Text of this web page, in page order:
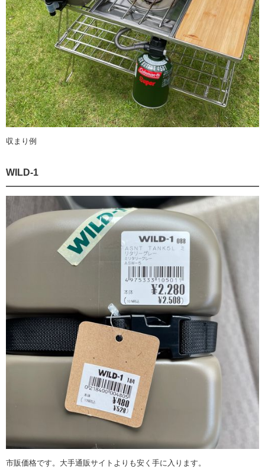
収まり例
WILD-1
市販価格です。大手通販サイトよりも安く手に入ります。